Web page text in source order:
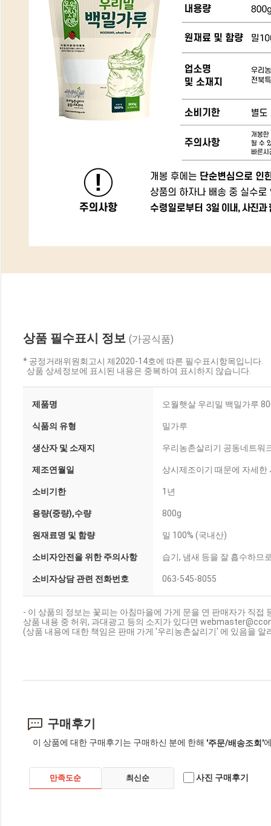
상품 필수표시 정보 (가공식품)
* 공정거래위원회고시 제2020-14호에 따른 필수표시항목입니다.
상품 상세정보에 표시된 내용은 중복하여 표시하지 않습니다.
제품명 오월햇살 우리밀 백밀가루
식품의 유형 밀가루
생산자 및 소재지 우리농촌살리기 공동네트워
제조연월일 상시제조이기 때문에 자세
소비기한 1년
용량(중량),수량 800g
원재료명 및 함량 밀 100% (국내산)
소비자안전을 위한 주의사항 습기, 냄새 등을 잘 흡수하므
소비자상담 관련 전화번호 063-545-8055
- 이 상품의 정보는 꽃피는 아침마을에 가게 문을 연 판매자가 직접
상품 내용 중 허위, 과대광고 등의 소지가 있다면
(상품 내용에 대한 책임은 판매 가게 '우리농촌살리기' 에 있음을 알
구매후기
이 상품에 대한 구매후기는 구매하신 분에 한해 '주문/배송조회'
만족도순 최신순 사진 구매후기